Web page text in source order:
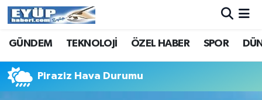
GÜNDEM TEKNOLOJİ ÖZEL HABER SPOR
Piraziz Hava Durumu